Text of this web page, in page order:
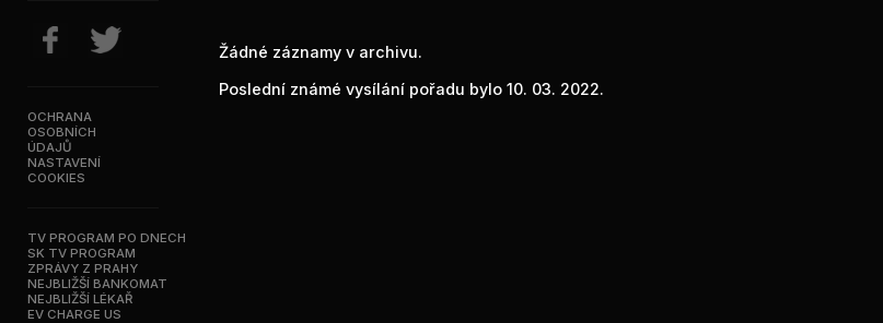
OCHRANA
OSOBNÍCH
ÚDAJŮ
NASTAVENÍ
COOKIES
TV PROGRAM PO DNECH
SK TV PROGRAM
ZPRÁVY Z PRAHY
NEJBLIŽŠÍ BANKOMAT
NEJBLIŽŠÍ LÉKAŘ
EV CHARGE US
Žádné záznamy v archivu.
Poslední známé vysílání pořadu bylo 10. 03. 2022.